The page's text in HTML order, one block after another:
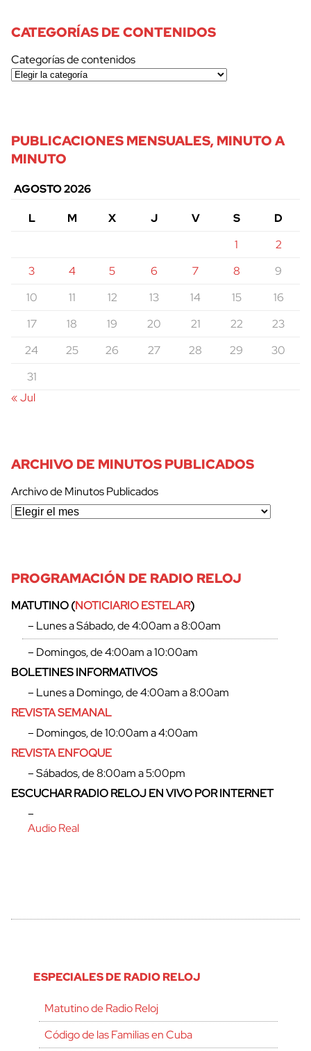
cerrar
CATEGORÍAS DE CONTENIDOS
Categorías de contenidos
PUBLICACIONES MENSUALES, MINUTO A
MINUTO
AGOSTO 2026
L
M X J V S
D
1
2
3
4 5 6 7 8
9
10
11 12 13 14 15
16
17
18 19 20 21 22
23
24
25 26 27 28 29
30
31
« Jul
ARCHIVO DE MINUTOS PUBLICADOS
Archivo de Minutos Publicados
PROGRAMACIÓN DE RADIO RELOJ
MATUTINO (NOTICIARIO ESTELAR)
– Lunes a Sábado, de 4:00am a 8:00am
– Domingos, de 4:00am a 10:00am
BOLETINES INFORMATIVOS
– Lunes a Domingo, de 4:00am a 8:00am
REVISTA SEMANAL
– Domingos, de 10:00am a 4:00am
REVISTA ENFOQUE
– Sábados, de 8:00am a 5:00pm
ESCUCHAR RADIO RELOJ EN VIVO POR INTERNET
–
Audio Real
ESPECIALES DE RADIO RELOJ
Matutino de Radio Reloj
Código de las Familias en Cuba